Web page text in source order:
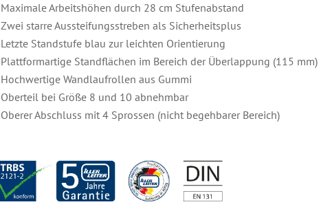
Maximale Arbeitshöhen durch 28 cm Stufenabstand
Zwei starre Aussteifungsstreben als Sicherheitsplus
Letzte Standstufe blau zur leichten Orientierung
Plattformartige Standflächen im Bereich der Überlappung (115 mm)
Hochwertige Wandlaufrollen aus Gummi
Oberteil bei Größe 8 und 10 abnehmbar
Oberer Abschluss mit 4 Sprossen (nicht begehbarer Bereich)